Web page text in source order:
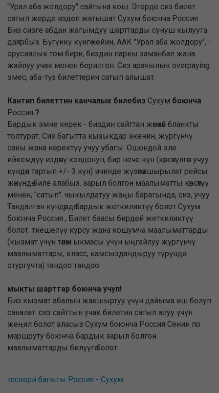
"Урал аба жолдору" сайтына кош. Эгерде сиз билет
сатып жерде издеп жатышат Сухум боюнча Россия
Биз сизге абдан жагымдуу шарттарды сунуш кылууга
даярбыз. Бүгүнкү күнгө чейин, ААК "Урал аба жолдору", -
орусиялык том бири, биздин паркы заманбап жана
жайлуу учак менен берилген. Сиз арачылык overpaying
эмес, аба-түз билеттерин сатып алышат.
Кантип билеттин канчалык билебиз Сухум боюнча
Россия ?
Бардык эмне керек - биздин сайттан жөнөкөй бланкты
толтурат. Сиз багытта кызыкдар экенин, жүргүнчү
саны жана керектүү учуу убагы. Ошондой эле
ийкемдүү издөөнү колдонуп, бир нече күн (көрсөтүлгөн учуу
күндөн тартып +/- 3 күн) ичинде жүзөгө ашырылат рейсы
жөнүндө биле алабыз. зарыл болгон маалыматты көрсөтүү
менен, "сатып". чыкылдатуу жаңы барагында, сиз, учуу
Тандалган күндөрдө бардык жеткиликтүү болот Сухум
боюнча Россия , Билет баасы бирдей жеткиликтүү
болот. тиешелүү курсу жана кошумча маалыматтарды
(кызмат үчүн төлөм ыкмасы үчүн ыңгайлуу жүргүнчү
маалыматтары, класс, камсыздандыруу түрүндө
отургучта) тандоо тандоо.
мыкты шарттар боюнча учуп!
Биз кызмат абалын жакшыртуу үчүн дайыма иш болуп
саналат. сиз сайттын учак билетин сатып алуу үчүн
жеңил болот аласыз Сухум боюнча Россия Сенин по
маршруту боюнча бардык зарыл болгон
маалыматтарды билүүгө болот.
тескери багыты Россия - Сухум